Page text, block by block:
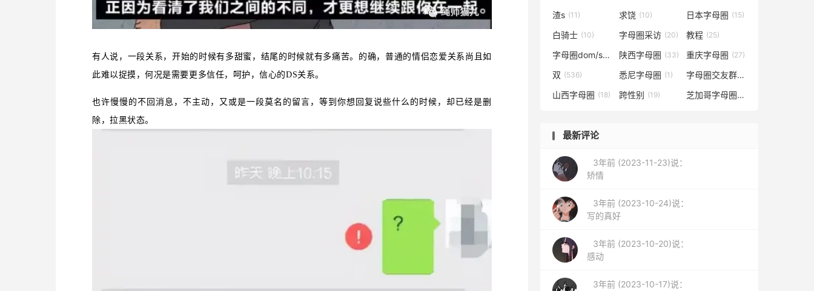
有人说，一段关系，开始的时候有多甜蜜，结尾的时候就有多痛苦。的确，普通的情侣恋爱关系尚且如
此难以捉摸，何况是需要更多信任，呵护，信心的DS关系。
也许慢慢的不回消息，不主动，又或是一段莫名的留言，等到你想回复说些什么的时候，却已经是删
除，拉黑状态。
渣s (11) 求饶 (10) 日本字母圈 (15)
白骑士 (10) 字母圈采访 (20) 教程 (25)
字母圈dom/sub (9)
陕西字母圈 (33) 重庆字母圈 (27)
双 (536) 悉尼字母圈 (1) 字母圈交友群(25)
山西字母圈 (18) 跨性别 (19) 芝加哥字母圈
(1)
最新评论
3年前 (2023-11-23)说：
矫情
3年前 (2023-10-24)说：
写的真好
3年前 (2023-10-20)说：
感动
3年前 (2023-10-17)说：